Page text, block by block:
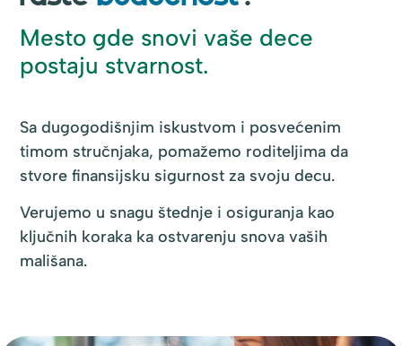
Mesto gde snovi vaše dece
postaju stvarnost.
Sa dugogodišnjim iskustvom i posvećenim
timom stručnjaka, pomažemo roditeljima da
stvore finansijsku sigurnost za svoju decu.
Verujemo u snagu štednje i osiguranja kao
ključnih koraka ka ostvarenju snova vaših
mališana.